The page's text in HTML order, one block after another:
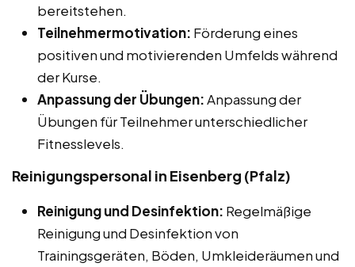
bereitstehen.
Teilnehmermotivation: Förderung eines
positiven und motivierenden Umfelds während
der Kurse.
Anpassung der Übungen:Anpassung der
Übungen für Teilnehmer unterschiedlicher
Fitnesslevels.
Reinigungspersonal in Eisenberg (Pfalz)
Reinigung und Desinfektion: Regelmäßige
Reinigung und Desinfektion von
Trainingsgeräten, Böden, Umkleideräumen und